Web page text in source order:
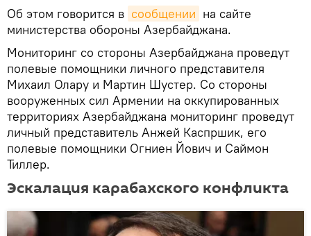
Об этом говорится в сообщении на сайте
министерства обороны Азербайджана.
Мониторинг со стороны Азербайджана проведут
полевые помощники личного представителя
Михаил Олару и Мартин Шустер. Со стороны
вооруженных сил Армении на оккупированных
территориях Азербайджана мониторинг проведут
личный представитель Анжей Каспршик, его
полевые помощники Огниен Йович и Саймон
Тиллер.
Эскалация карабахского конфликта